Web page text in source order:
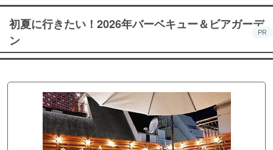
初夏に行きたい！2026年バーベキュー＆ビアガーデ
ン
PR